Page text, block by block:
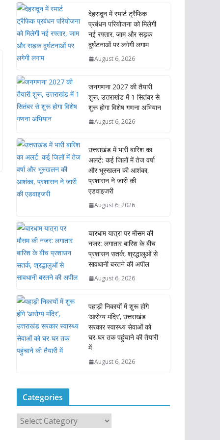
देहरादून में स्मार्ट ट्रैफिक
प्रबंधन परियोजना को मिलेगी
नई रफ्तार, जाम और सड़क
दुर्घटनाओं पर लगेगी लगाम
August 6, 2026
जनगणना 2027 की तैयारी
शुरू, उत्तराखंड में 1 सितंबर से
शुरू होगा विशेष गणना अभियान
August 6, 2026
उत्तराखंड में भारी बारिश का
अलर्ट: कई जिलों में तेज वर्षा
और भूस्खलन की आशंका,
प्रशासन ने जारी की
एडवाइजरी
August 6, 2026
चारधाम यात्रा पर मौसम की
नजर: लगातार बारिश के बीच
प्रशासन सतर्क, श्रद्धालुओं से
सावधानी बरतने की अपील
August 6, 2026
पहाड़ी निकायों में शुरू होंगे
‘आरोग्य मंदिर’, उत्तराखंड
सरकार स्वास्थ्य सेवाओं को
घर-घर तक पहुंचाने की तैयारी
में
August 6, 2026
Categories
a